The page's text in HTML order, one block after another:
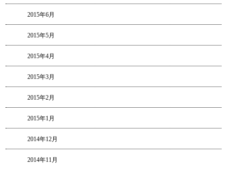
2015年6月
2015年5月
2015年4月
2015年3月
2015年2月
2015年1月
2014年12月
2014年11月